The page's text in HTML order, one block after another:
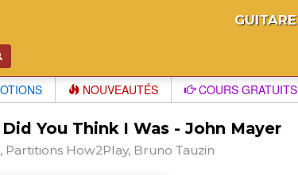
GUITARE
NOUVEAUTÉS COURS GRATUITS
You Think I Was - John Mayer
Partitions How2Play, Bruno Tauzin